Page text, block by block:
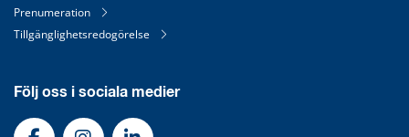
Prenumeration
Tillgänglighetsredogörelse
Följ oss i sociala medier